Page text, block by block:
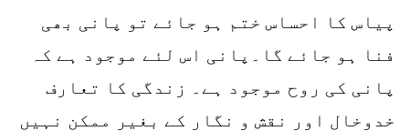
پیاس کا احساس ختم ہو جائے تو پانی بھی
فنا ہو جائے گا۔پانی اس لئے موجود ہے کہ
پانی کی روح موجود ہے۔ زندگی کا تعارف
خدوخال اور نقش و نگار کے بغیر ممکن نہیں